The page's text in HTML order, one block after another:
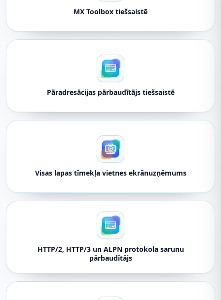
MX Toolbox tiešsaistē
Pāradresācijas pārbaudītājs tiešsaistē
Visas lapas tīmekļa vietnes ekrānuzņēmums
HTTP/2, HTTP/3 un ALPN protokola sarunu
pārbaudītājs